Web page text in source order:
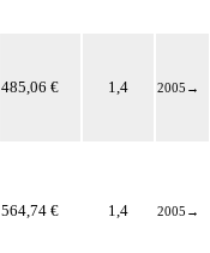
485,06 € 1,4 2005 →
564,74 € 1,4 2005 →